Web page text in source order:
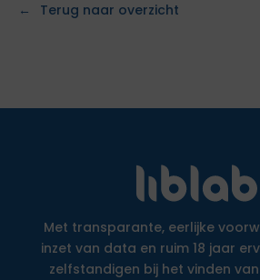
Terug naar overzicht
Met transparante, eerlijke
inzet van data en ruim 18 jaar
zelfstandigen bij het vinden